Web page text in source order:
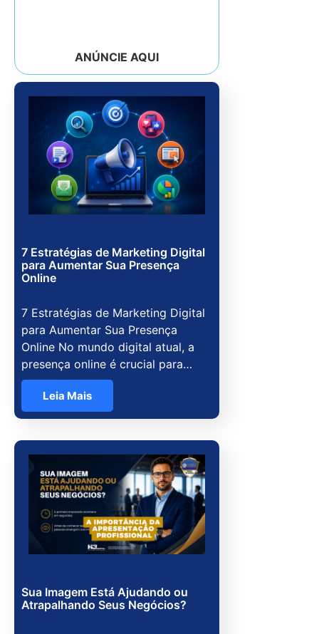
ANÚNCIE AQUI
7 Estratégias de Marketing Digital
para Aumentar Sua Presença
Online
7 Estratégias de Marketing Digital
para Aumentar Sua Presença
Online No mundo digital atual, a
presença online é crucial para…
Leia Mais
Sua Imagem Está Ajudando ou
Atrapalhando Seus Negócios?